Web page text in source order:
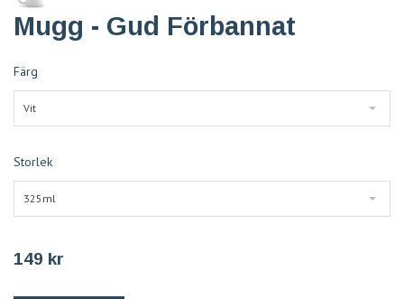
Mugg - Gud Förbannat
Färg
Vit
Storlek
325ml
149 kr